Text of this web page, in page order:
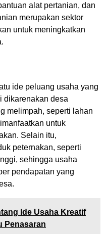
alat pertanian, dan
merupakan sektor
untuk meningkatkan
ide peluang usaha yang
dikarenakan desa
melimpah, seperti lahan
untuk
Selain itu,
peternakan, seperti
sehingga usaha
pendapatan yang
Ide Usaha Kreatif
Penasaran